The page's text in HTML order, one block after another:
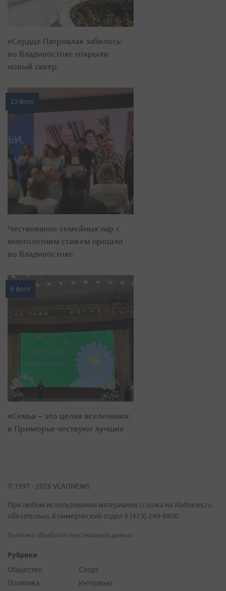
«Сердце Патрокла» забилось:
во Владивостоке открыли
новый сквер
23 фото
Чествование семейных пар с
многолетним стажем прошло
во Владивостоке
8 фото
«Семья – это целая вселенная»:
в Приморье чествуют лучших
© 1997 - 2026 VLADNEWS
При любом использовании материалов ссылка на vladnews.ru
обязательна. Коммерческий отдел 8 (423) 249-8800
Политика обработки персональных данных
Рубрики
Общество
Политика
Спорт
Интервью